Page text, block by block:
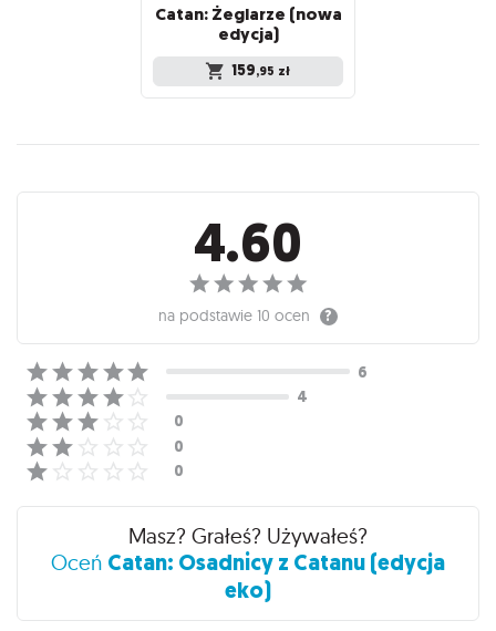
Catan: Żeglarze (nowa
edycja)
159,95 zł
Recenzje
4.60
na podstawie 10 ocen
Masz? Grałeś? Używałeś?
Oceń Catan: Osadnicy z Catanu (edycja
eko)